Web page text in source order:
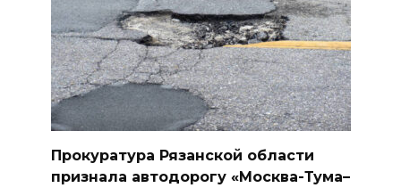
Прокуратура Рязанской области
признала автодорогу «Москва-Тума–